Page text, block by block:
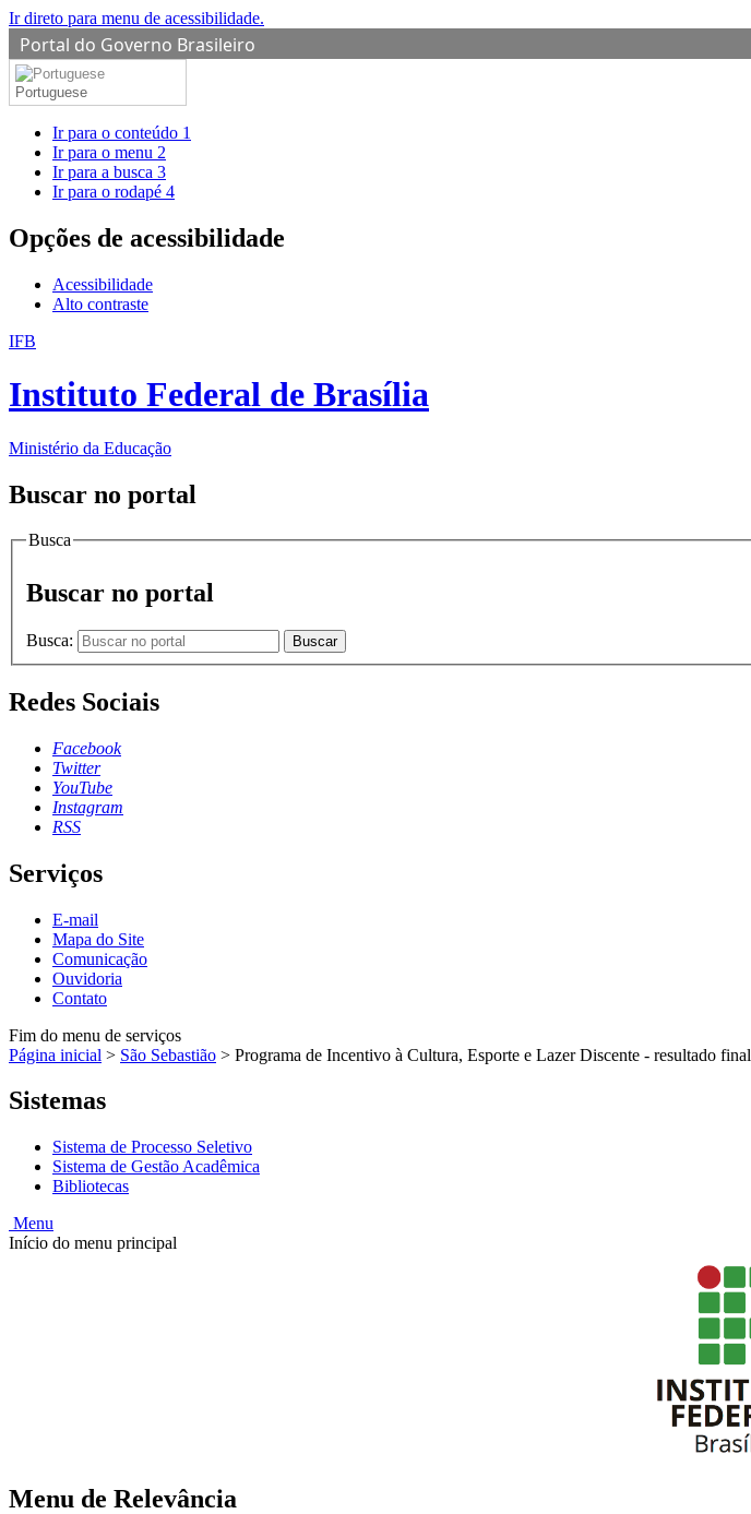
Ir direto para menu de acessibilidade.
Portal do Governo Brasileiro
Portuguese
Ir para o conteúdo 1
Ir para o menu 2
Ir para a busca 3
Ir para o rodapé 4
Opções de acessibilidade
Acessibilidade
Alto contraste
IFB
Instituto Federal de Brasília
Ministério da Educação
Buscar no portal
Busca
Buscar no portal
Busca: Buscar
Redes Sociais
Facebook
Twitter
YouTube
Instagram
RSS
Serviços
E-mail
Mapa do Site
Comunicação
Ouvidoria
Contato
Fim do menu de serviços
Página inicial > São Sebastião > Programa de Incentivo à Cultura, Esporte e Lazer Discente - resultado final
Sistemas
Sistema de Processo Seletivo
Sistema de Gestão Acadêmica
Bibliotecas
Menu
Início do menu principal
Menu de Relevância